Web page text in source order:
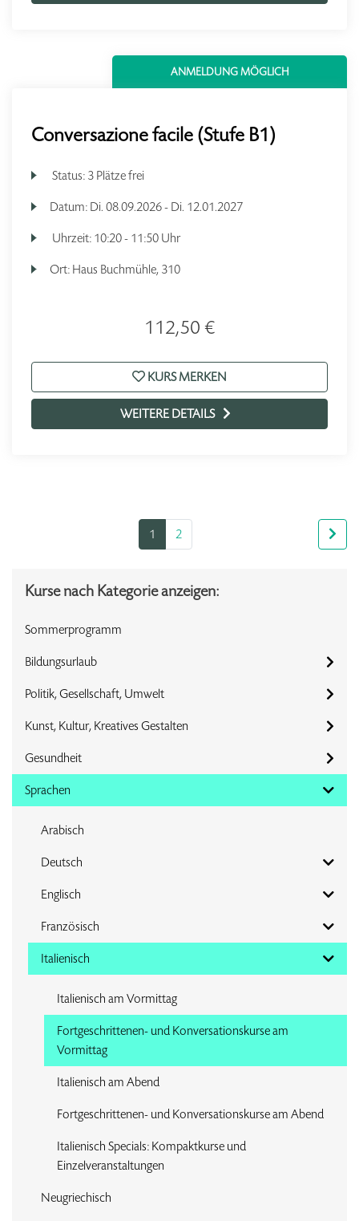
ANMELDUNG MÖGLICH
Conversazione facile (Stufe B1)
Status: 3 Plätze frei
Datum: Di. 08.09.2026 - Di. 12.01.2027
Uhrzeit: 10:20 - 11:50 Uhr
Ort: Haus Buchmühle, 310
112,50 €
KURS MERKEN
WEITERE DETAILS
1 2
Kurse nach Kategorie anzeigen:
Sommerprogramm
Bildungsurlaub
Politik, Gesellschaft, Umwelt
Kunst, Kultur, Kreatives Gestalten
Gesundheit
Sprachen
Arabisch
Deutsch
Englisch
Französisch
Italienisch
Italienisch am Vormittag
Fortgeschrittenen- und Konversationskurse am
Vormittag
Italienisch am Abend
Fortgeschrittenen- und Konversationskurse am Abend
Italienisch Specials: Kompaktkurse und
Einzelveranstaltungen
Neugriechisch